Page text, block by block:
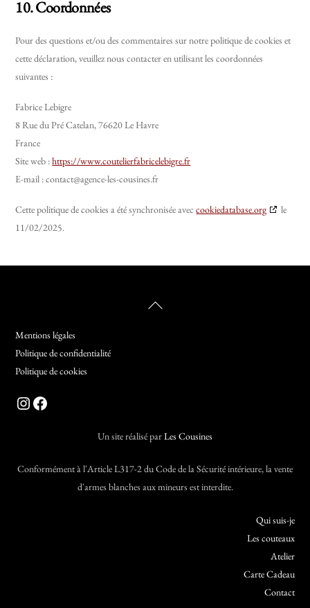
10. Coordonnées
Pour des questions et/ou des commentaires sur notre politique de cookies et
cette déclaration, veuillez nous contacter en utilisant les coordonnées
suivantes :
Fabrice Lebigre
8 Rue du Pré Catelan, 76620 Le Havre
France
Site web :https://www.coutelierfabricelebigre.fr
E-mail :contact@agence-les-cousines.fr
Cette politique de cookies a été synchronisée aveccookiedatabase.org
le
11/02/2025.
Back
Mentions légales
Politique de confidentialité
Politique de cookies
Instagram
Facebook
Un site réalisé parLes Cousines
Conformément à l'Article L317-2 du Code de la Sécurité intérieure, la vente
d'armes blanches aux mineurs est interdite.
Qui suis-je
Les couteaux
Atelier
Carte Cadeau
Contact